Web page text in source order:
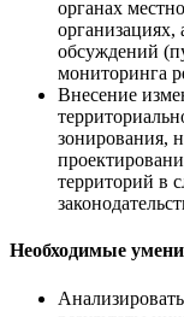
органах
обсуждений
мониторинга
Внесение
зонирования,
территорий в
Необходимые